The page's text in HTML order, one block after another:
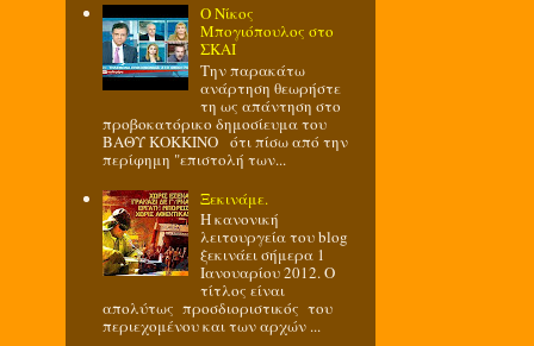
O Nίκος
Μπογιόπουλος στο
ΣΚΑΙ
Την παρακάτω
ανάρτηση θεωρήστε
τη ως απάντηση στο
προβοκατόρικο δημοσίευμα του
ΒΑΘΥ ΚΟΚΚΙΝΟ ότι πίσω από την
περίφημη "επιστολή των...
Ξεκινάμε.
Η κανονική
λειτουργεία του blog
ξεκινάει σήμερα 1
Ιανουαρίου 2012. Ο
τίτλος είναι
απολύτως προσδιοριστικός του
περιεχομένου και των αρχών ...